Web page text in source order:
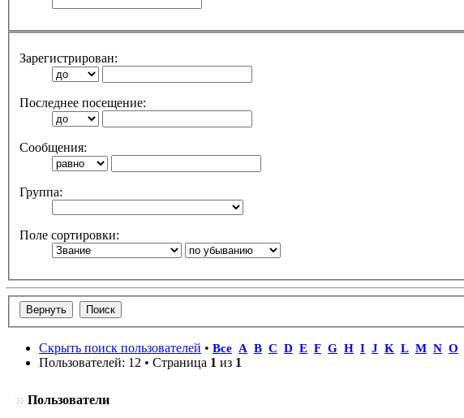
Зарегистрирован:
Последнее посещение:
Сообщения:
Группа:
Поле сортировки:
Скрыть поиск пользователей • Все A B C D E F G H I J K L M N O
Пользователей: 12 • Страница 1 из 1
Пользователи